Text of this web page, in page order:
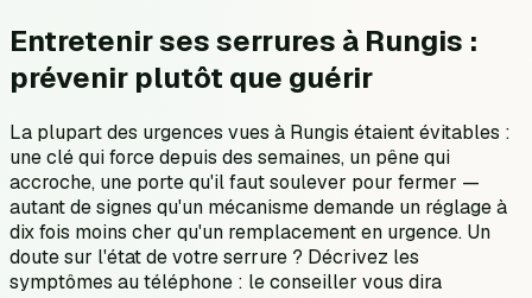
Entretenir ses serrures à Rungis :
prévenir plutôt que guérir
La plupart des urgences vues à Rungis étaient évitables :
une clé qui force depuis des semaines, un pêne qui
accroche, une porte qu'il faut soulever pour fermer —
autant de signes qu'un mécanisme demande un réglage à
dix fois moins cher qu'un remplacement en urgence. Un
doute sur l'état de votre serrure ? Décrivez les
symptômes au téléphone : le conseiller vous dira